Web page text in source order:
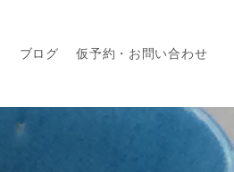
ブログ 仮予約・お問い合わせ